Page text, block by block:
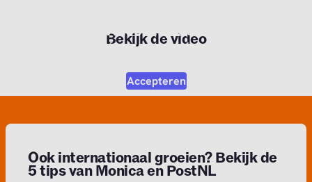
Bekijk de video
Video afspelen?
Om deze video af te kunnen spelen moet je akkoord
Accepteren
Ook internationaal groeien? Bekijk de
5 tips van Monica en PostNL